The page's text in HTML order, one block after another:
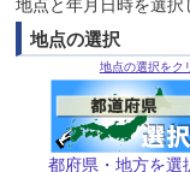
地点と年月日時を選
地点の選択
地点の選択をク
都府県・地方を選